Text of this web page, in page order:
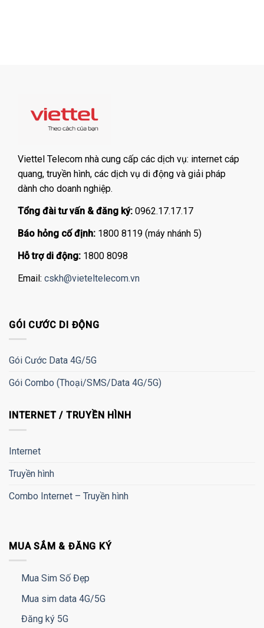
Viettel Telecom nhà cung cấp các dịch vụ: internet cáp
quang, truyền hình, các dịch vụ di động và giải pháp
dành cho doanh nghiệp.
Tổng đài tư vấn & đăng ký: 0962.17.17.17
Báo hỏng cố định: 1800 8119 (máy nhánh 5)
Hỗ trợ di động: 1800 8098
Email: cskh@vieteltelecom.vn
GÓI CƯỚC DI ĐỘNG
Gói Cước Data 4G/5G
Gói Combo (Thoại/SMS/Data 4G/5G)
INTERNET / TRUYỀN HÌNH
Internet
Truyền hình
Combo Internet – Truyền hình
MUA SẮM & ĐĂNG KÝ
Mua Sim Số Đẹp
Mua sim data 4G/5G
Đăng ký 5G